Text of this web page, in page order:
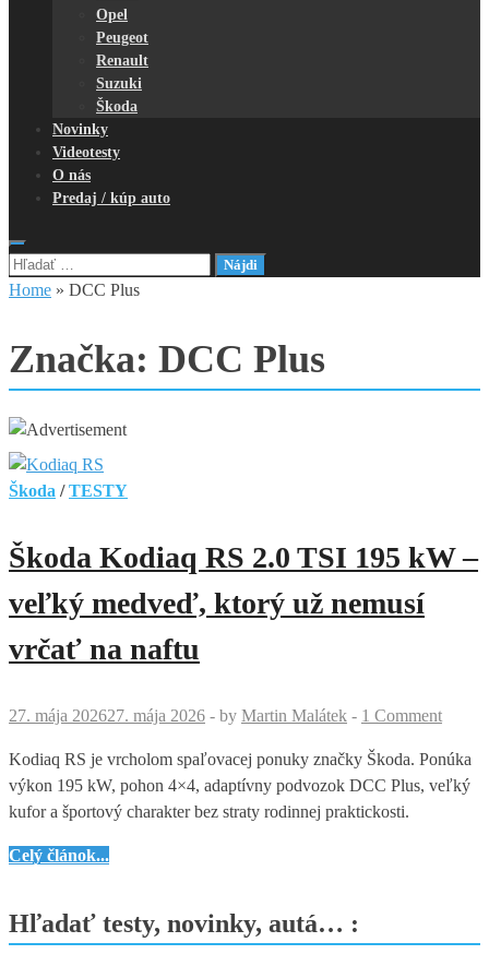
Opel
Peugeot
Renault
Suzuki
Škoda
Novinky
Videotesty
O nás
Predaj / kúp auto
Hľadať:
Home » DCC Plus
Značka: DCC Plus
Škoda /TESTY
Škoda Kodiaq RS 2.0 TSI 195 kW –
veľký medveď, ktorý už nemusí
vrčať na naftu
27. mája 202627. mája 2026 - by Martin Malátek - 1 Comment
Kodiaq RS je vrcholom spaľovacej ponuky značky Škoda. Ponúka
výkon 195 kW, pohon 4×4, adaptívny podvozok DCC Plus, veľký
kufor a športový charakter bez straty rodinnej praktickosti.
Škoda
2.0
Celý článok...
Hľadať testy, novinky, autá… :